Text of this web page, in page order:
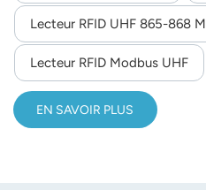
flexible (RS232/RS485/TCP/
SDK pour le développement
gestion des actifs industriels,
l'automatisation de la
Lecteur RFID UHF 865-868
Lecteur RFID Modbus UHF
EN SAVOIR PLUS